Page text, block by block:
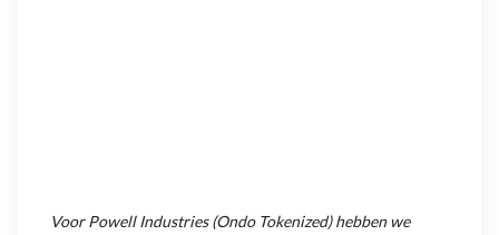
VoorPowell Industries (Ondo Tokenized)hebben we